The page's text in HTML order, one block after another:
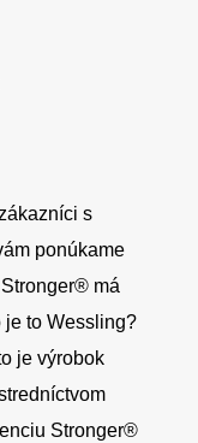
s
ponúkame
má
je to Wessling?
je výrobok
Stronger®